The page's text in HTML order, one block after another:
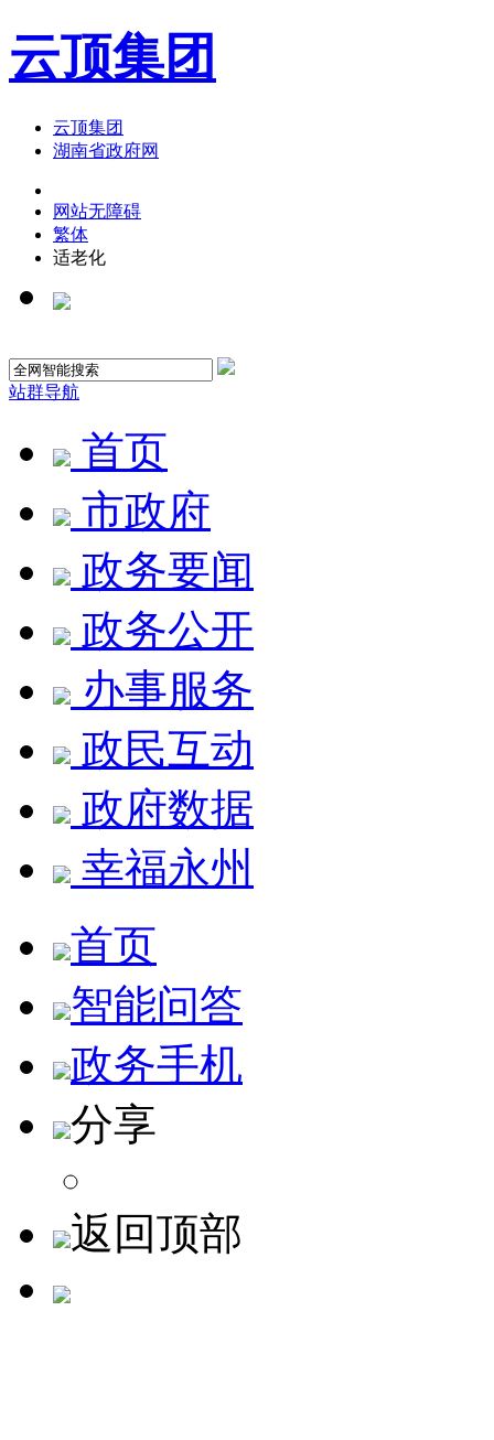
云顶集团
云顶集团
湖南省政府网
网站无障碍
繁体
适老化
站群导航
首页
市政府
政务要闻
政务公开
办事服务
政民互动
政府数据
幸福永州
首页
智能问答
政务手机
分享
返回顶部